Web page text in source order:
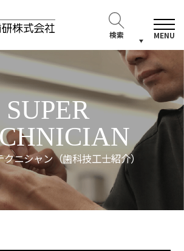
検索 MENU
SUPER
ニシャン（歯科技工士紹介）